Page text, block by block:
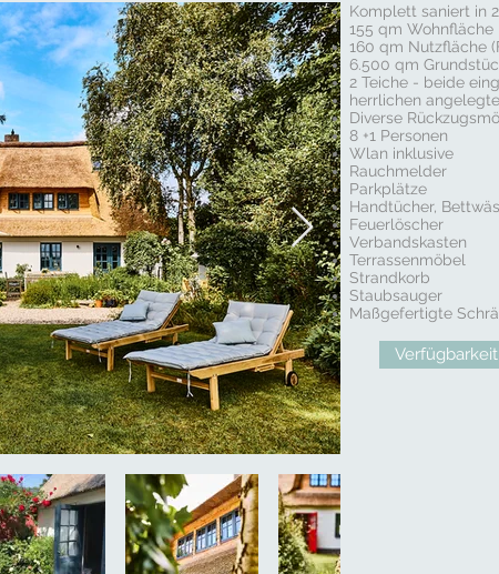
Komplett saniert in
155 qm Wohnfläche
160 qm Nutzfläche
6.500 qm
2 Teiche - beide
herrlichen
Diverse
8 +1 Personen
Wlan inklusive
Rauchmelder
Parkplätze
Handtücher,
Feuerlöscher
Verbandskasten
Terrassenmöbel
Strandkorb
Staubsauger
Maßgefertigte